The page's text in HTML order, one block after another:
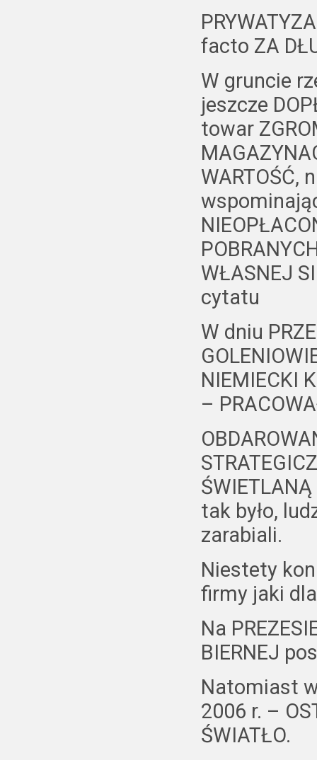
facto ZA
W gruncie
jeszcze
towar
WARTOŚĆ,
WŁASNEJ
cytatu
W dniu
NIEMIECKI
–
tak było,
zarabiali.
Niestety
firmy jaki
Na
BIERNEJ
Natomiast
2006 r. –
ŚWIATŁO.